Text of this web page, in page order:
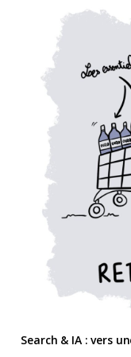
Search & IA : vers